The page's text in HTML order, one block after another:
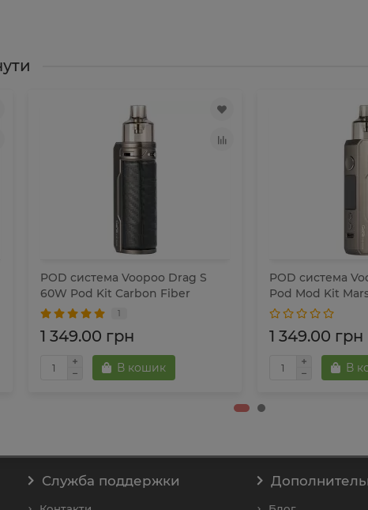
POD система Voopoo Drag S
60W Pod Kit Carbon Fiber
1
1 349.00 грн
В кошик
POD система
Pod Mod Kit
1 349.00 грн
В
Служба поддержки